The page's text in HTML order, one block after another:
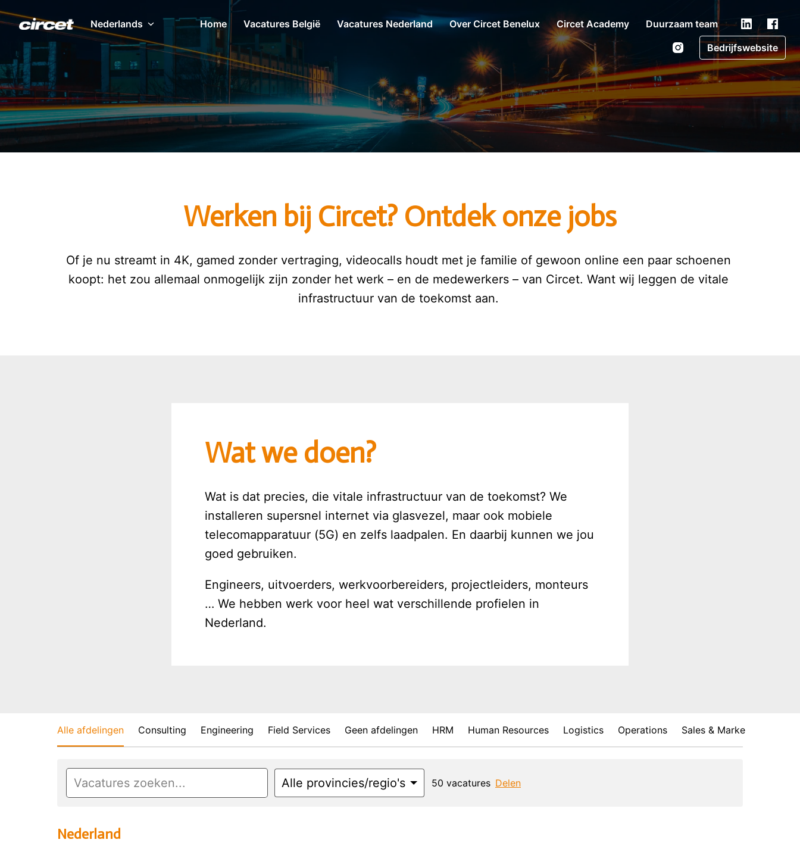
naar
Homepagina
Nederlands Home Vacatures België Vacatures Nederland Over Circet Benelux Circet Academy
Duurzaam team
Bedrijfswebsite
Werken bij Circet? Ontdek onze jobs
Of je nu streamt in 4K, gamed zonder vertraging, videocalls houdt met je familie of gewoon online een paar schoenen
koopt: het zou allemaal onmogelijk zijn zonder het werk – en de medewerkers – van Circet. Want wij leggen de vitale
infrastructuur van de toekomst aan.
Wat we doen?
Wat is dat precies, die vitale infrastructuur van de toekomst? We
installeren supersnel internet via glasvezel, maar ook mobiele
telecomapparatuur (5G) en zelfs laadpalen. En daarbij kunnen we jou
goed gebruiken.
Engineers, uitvoerders, werkvoorbereiders, projectleiders, monteurs
… We hebben werk voor heel wat verschillende profielen in
Nederland.
Alle afdelingen Consulting Engineering Field Services Geen afdelingen HRM Human Resources Logistics Operations Sales & Marketing
Alle provincies/regio's 50 vacatures Delen
Nederland